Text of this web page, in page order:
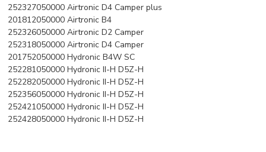
252327050000 Airtronic D4 Camper plus
201812050000 Airtronic B4
252326050000 Airtronic D2 Camper
252318050000 Airtronic D4 Camper
201752050000 Hydronic B4W SC
252281050000 Hydronic II-H D5Z-H
252282050000 Hydronic II-H D5Z-H
252356050000 Hydronic II-H D5Z-H
252421050000 Hydronic II-H D5Z-H
252428050000 Hydronic II-H D5Z-H